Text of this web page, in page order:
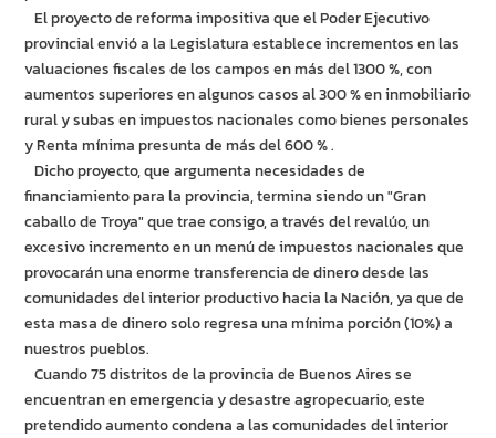
El proyecto de reforma impositiva que el Poder Ejecutivo
provincial envió a la Legislatura establece incrementos en las
valuaciones fiscales de los campos en más del 1300 %, con
aumentos superiores en algunos casos al 300 % en inmobiliario
rural y subas en impuestos nacionales como bienes personales
y Renta mínima presunta de más del 600 % .
Dicho proyecto, que argumenta necesidades de
financiamiento para la provincia, termina siendo un "Gran
caballo de Troya" que trae consigo, a través del revalúo, un
excesivo incremento en un menú de impuestos nacionales que
provocarán una enorme transferencia de dinero desde las
comunidades del interior productivo hacia la Nación, ya que de
esta masa de dinero solo regresa una mínima porción (10%) a
nuestros pueblos.
Cuando 75 distritos de la provincia de Buenos Aires se
encuentran en emergencia y desastre agropecuario, este
pretendido aumento condena a las comunidades del interior